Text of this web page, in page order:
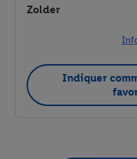
Zolder
Indiquer